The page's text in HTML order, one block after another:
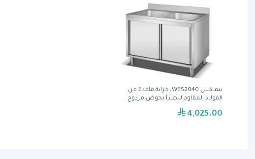
بيماكس WES2040، خزانة قاعدة من
الفولاذ المقاوم للصدأ بحوض مزدوج
4,025.00